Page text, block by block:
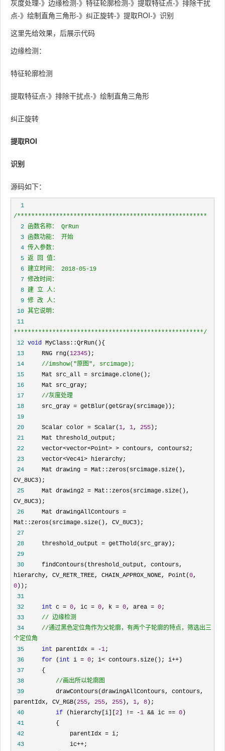
灰度处理-》边缘检测-》特征轮廓检测-》提取特征点-》排除干扰
点-》绘制直角三角形-》纠正旋转-》提取ROI-》识别
这里先给效果，后展示代码
边缘检测：
特征轮廓检测
提取特征点-》排除干扰点-》绘制直角三角形
纠正旋转
提取ROI
识别
源码如下：
  1
/*
  2
  3
  4
  5
  6
  7
  8
  9
10
11
******************************************************/
12 void
13
     RNG rng(
12345
14
//imshow("原图", srcimage);
15
     Mat src_all =
16
17
//灰度处理
18
     src_gray =
19
20
     Scalar color = Scalar(
1, 1, 255
21
22
     vector<vector<Point> >
23
     vector<Vec4i>
24
     Mat drawing =
Mat::zeros(srcimage.size(),
25
     Mat drawing2 =
Mat::zeros(srcimage.size(),
26
     Mat drawingAllContours =
27
28
     threshold_output =
29
30
     findContours(threshold_output, contours,
hierarchy, CV_RETR_TREE, CHAIN_APPROX_NONE, Point(0
0
31
32
int c = 0, ic = 0, k = 0, area = 0
33
//
34
//通过黑色定位角作为父轮廓，有两个子轮廓的特点，筛选出三
个定位角
35
int parentIdx = -1
36
for (int i = 0; i< contours.size(); i++
37
38
//画出所以轮廓图
39
         drawContours(drawingAllContours, contours,
parentIdx, CV_RGB(255, 255, 255 ), 1, 8
40
if (hierarchy[i][ 2 ] != -1 && ic == 0
41
42
             parentIdx =
43
             ic++